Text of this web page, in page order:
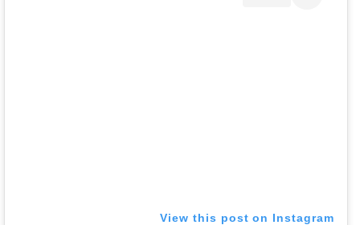
View this post on Instagram